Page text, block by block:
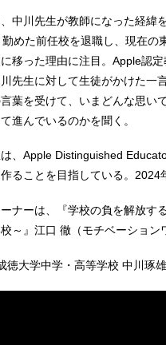
中川先生が教師になった経緯
めた前任校を退職し、現在の
移った理由に注目。Apple認
先生に対して生徒がかけた一
葉を受けて、いまどんな思い
進んでいるのかを聞く。
、Apple Distinguished
ることを目指している。2024
ナーは、『学校の負を解放す
～』江口 徹（モチベーション
大学中学・高等学校 中川琢雄